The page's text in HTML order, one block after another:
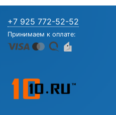
+7 925 772-52-52
Принимаем к оплате: